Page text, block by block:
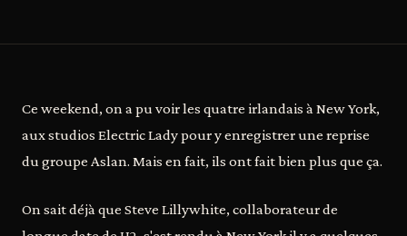
Ce weekend, on a pu voir les quatre irlandais à New York,
aux studios Electric Lady pour y enregistrer une reprise
du groupe Aslan. Mais en fait, ils ont fait bien plus que ça.
On sait déjà que Steve Lillywhite, collaborateur de